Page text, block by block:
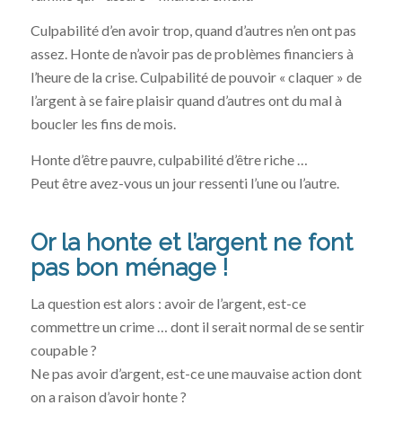
Culpabilité d’en avoir trop, quand d’autres n’en ont pas
assez. Honte de n’avoir pas de problèmes financiers à
l’heure de la crise. Culpabilité de pouvoir « claquer » de
l’argent à se faire plaisir quand d’autres ont du mal à
boucler les fins de mois.
Honte d’être pauvre, culpabilité d’être riche …
Peut être avez-vous un jour ressenti l’une ou l’autre.
Or la honte et l’argent ne font
pas bon ménage !
La question est alors : avoir de l’argent, est-ce
commettre un crime … dont il serait normal de se sentir
coupable ?
Ne pas avoir d’argent, est-ce une mauvaise action dont
on a raison d’avoir honte ?